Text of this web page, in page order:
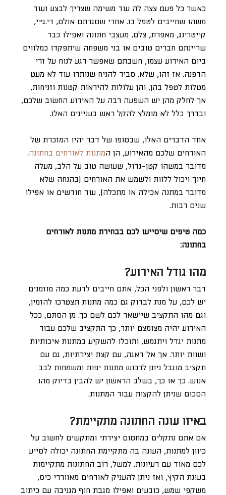
כאשר כל פעם צצה לה עוד משימה שצריך לבצע ועוד
משהו שחייבים לטפל בו. אחרי שסגרתם אולם, די.ג’יי,
קייטרינג, מאפרת, צלם, מעצבי חתונה ואפילו כבר
שריינתם חברים טובים או בני משפחה שיתפקדו כמלווים
ביום האירוע עצמו, חשבתם שאפשר רגע לנוח על זרי
הדפנה. אז זהו, שלא. סביר להניח שנותרו עוד לא מעט
מטלות לטפל בהן, והן עלולות להיראות קטנות וזניחות,
אך לחלק מהן יש השפעה רבה על האירוע החשוב שלכם,
ובדרך כלל לא מומלץ להקל ראש בעניינים האלו.
אחד הדברים האלו, שבסופו של דבר יהיו המזכרת של
האורחים שלכם מהאירוע, הן המתנות לאורחים בחתונה.
מדובר במשהו קטן-גדול, שעושה טוב על הלב, מעלה
חיוך ויכול ללוות ולשמש את האורחים (בהנחה שלא
מדובר במתנה אכילה או מתכלה), עוד חודשים או אפילו
שנים רבות.
כמה טיפים שיסייעו לכם בבחירת מתנות לאורחים
בחתונה:
מהו גודל האירוע?
דבר ראשון ולפני הכל, אתם חייבים לדעת כמה מוזמנים
יש לכם, על מנת לבדוק גם כמה מתנות תצטרכו להזמין,
וגם מהו התקציב שיישאר לכם לשם כך. מן הסתם, ככל
האירוע יהיה מצומצם יותר, כך התקציב שלכם עבור
מתנות יגדל ויתגמש, ותוכלו להשקיע במתנות איכותיות
ושוות יותר. אך אל דאגה, עם קצת יצירתיות, גם עם
תקציב מוגבל ניתן לרכוש מתנות יפות ומשמחות לבב
אנוש. כך או כך, בשלב הראשון יש להבין בדיוק מהו
הסכום שניתן להקצות עבור המתנות.
באיזו עונה החתונה מתקיימת?
אם אתם נתקלים במחסום יצירתי ומתקשים לחשוב על
כיוון למתנות, העונה בה מתקיימת החתונה יכולה לסייע
לכם מאוד עם רעיונות. למשל, רוב החתונות מתקיימות
בעונת הקיץ, ואז ניתן להעניק לאורחים מאווררי כיס,
משקפי שמש, כובעים ואפילו מגבת חוף מגניבה עם כיתוב